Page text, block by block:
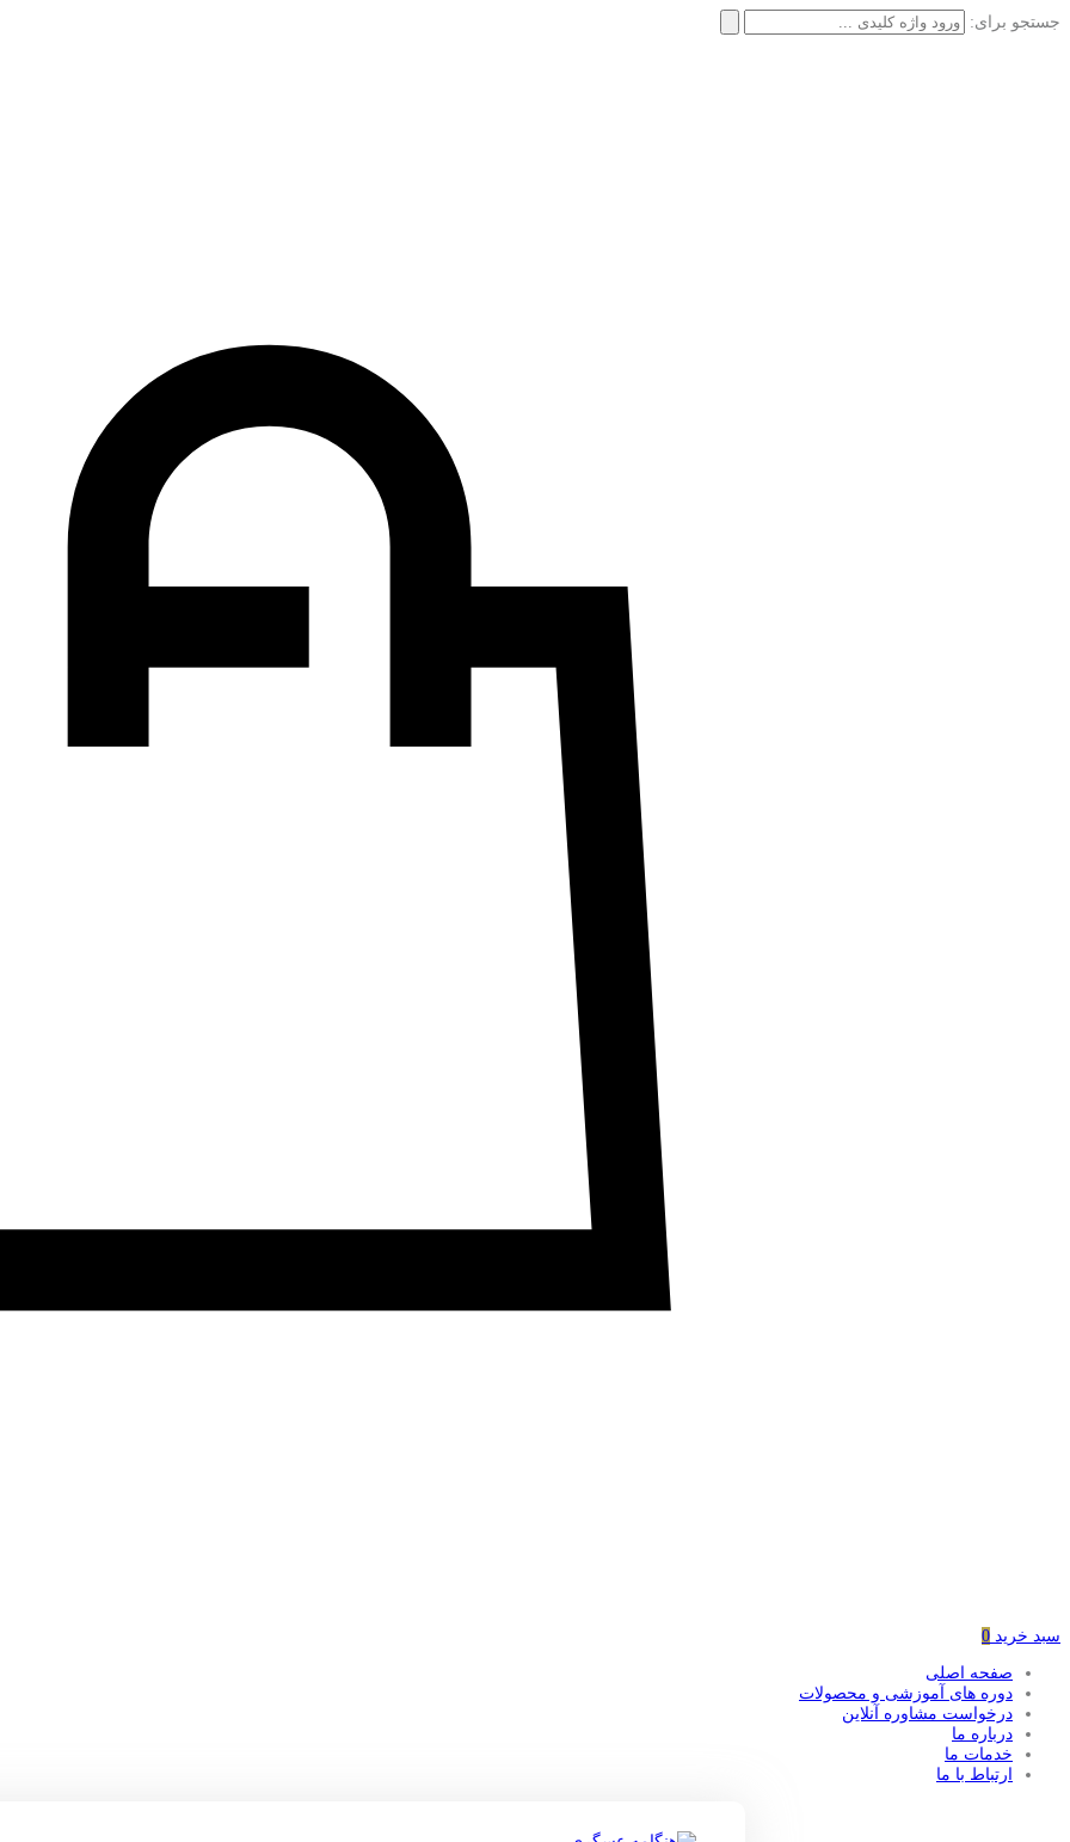
جستجو برای:
سبد خرید 0
صفحه اصلی
دوره های آموزشی و محصولات
درخواست مشاوره آنلاین
درباره ما
خدمات ما
ارتباط با ما